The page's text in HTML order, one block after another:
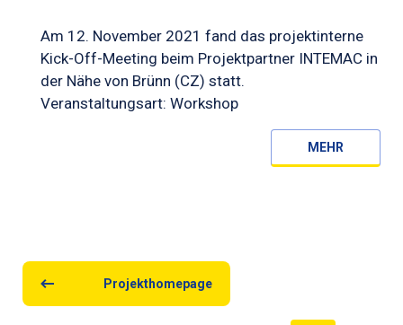
Am 12. November 2021 fand das projektinterne
Kick-Off-Meeting beim Projektpartner INTEMAC in
der Nähe von Brünn (CZ) statt.
Veranstaltungsart: Workshop
MEHR
Projekthomepage